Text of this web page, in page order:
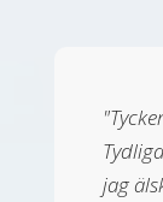
jag